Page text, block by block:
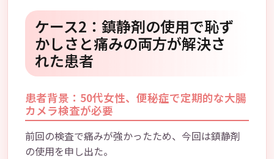
ケース2：鎮静剤の使用で恥ず
かしさと痛みの両方が解決さ
れた患者
患者背景：50代女性、便秘症で定期的な大腸
カメラ検査が必要
前回の検査で痛みが強かったため、今回は鎮静剤
の使用を申し出た。